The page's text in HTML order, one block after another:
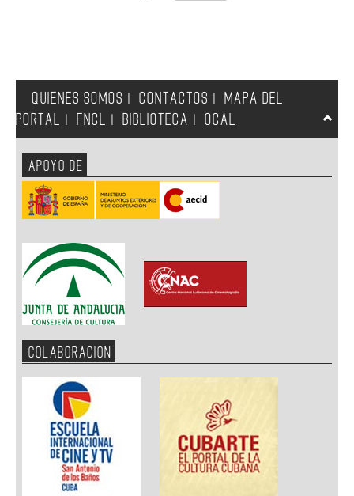
QUIENES SOMOS CONTACTOS
MAPA DEL
PORTAL
FNCL BIBLIOTECA OCAL
APOYO DE
COLABORACION